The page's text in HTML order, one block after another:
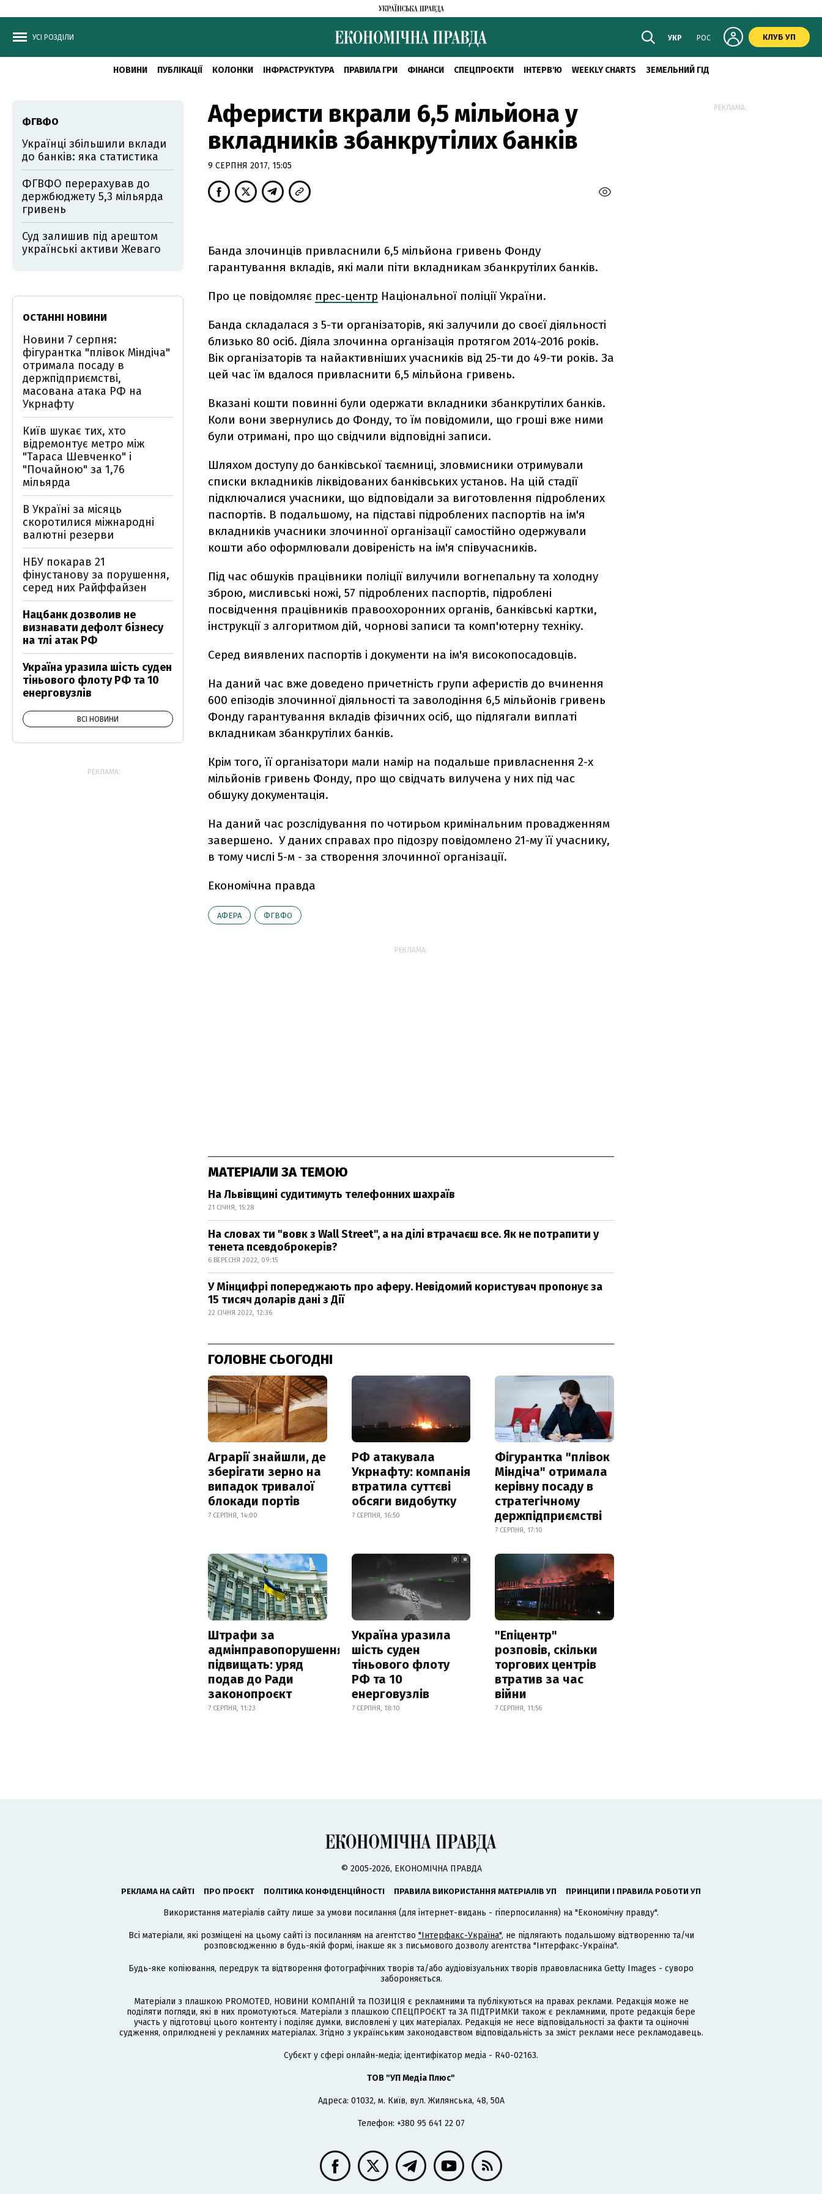
УСІ РОЗДІЛИ УКР РОС КЛУБ УП
НОВИНИ ПУБЛІКАЦІЇ КОЛОНКИ ІНФРАСТРУКТУРА ПРАВИЛА ГРИ ФІНАНСИ СПЕЦПРОЄКТИ ІНТЕРВ'Ю WEEKLY CHARTS ЗЕМЕЛЬНИЙ ГІД
Аферисти вкрали 6,5 мільйона у
вкладників збанкрутілих банків
9 СЕРПНЯ 2017, 15:05
Банда злочинців привласнили 6,5 мільйона гривень Фонду
гарантування вкладів, які мали піти вкладникам збанкрутілих банків.
Про це повідомляє прес-центр Національної поліції України.
Банда складалася з 5-ти організаторів, які залучили до своєї діяльності
близько 80 осіб. Діяла злочинна організація протягом 2014-2016 років.
Вік організаторів та найактивніших учасників від 25-ти до 49-ти років. За
цей час їм вдалося привласнити 6,5 мільйона гривень.
Вказані кошти повинні були одержати вкладники збанкрутілих банків.
Коли вони звернулись до Фонду, то їм повідомили, що гроші вже ними
були отримані, про що свідчили відповідні записи.
Шляхом доступу до банківської таємниці, зловмисники отримували
списки вкладників ліквідованих банківських установ. На цій стадії
підключалися учасники, що відповідали за виготовлення підроблених
паспортів. В подальшому, на підставі підроблених паспортів на ім'я
вкладників учасники злочинної організації самостійно одержували
кошти або оформлювали довіреність на ім'я співучасників.
Під час обшуків працівники поліції вилучили вогнепальну та холодну
зброю, мисливські ножі, 57 підроблених паспортів, підроблені
посвідчення працівників правоохоронних органів, банківські картки,
інструкції з алгоритмом дій, чорнові записи та комп'ютерну техніку.
Серед виявлених паспортів і документи на ім'я високопосадовців.
На даний час вже доведено причетність групи аферистів до вчинення
600 епізодів злочинної діяльності та заволодіння 6,5 мільйонів гривень
Фонду гарантування вкладів фізичних осіб, що підлягали виплаті
вкладникам збанкрутілих банків.
Крім того, її організатори мали намір на подальше привласнення 2-х
мільйонів гривень Фонду, про що свідчать вилучена у них під час
обшуку документація.
На даний час розслідування по чотирьом кримінальним провадженням
завершено. У даних справах про підозру повідомлено 21-му її учаснику,
в тому числі 5-м - за створення злочинної організації.
Економічна правда
АФЕРА ФГВФО
РЕКЛАМА:
МАТЕРІАЛИ ЗА ТЕМОЮ
На Львівщині судитимуть телефонних шахраїв
21 СІЧНЯ, 15:28
На словах ти "вовк з Wall Street", а на ділі втрачаєш все. Як не потрапити у
тенета псевдоброкерів?
6 ВЕРЕСНЯ 2022, 09:15
У Мінцифрі попереджають про аферу. Невідомий користувач пропонує за
15 тисяч доларів дані з Дії
22 СІЧНЯ 2022, 12:36
ГОЛОВНЕ СЬОГОДНІ
Аграрії знайшли, де
зберігати зерно на
випадок тривалої
блокади портів
7 СЕРПНЯ, 14:00
РФ атакувала
Укрнафту: компанія
втратила суттєві
обсяги видобутку
7 СЕРПНЯ, 16:50
Фігурантка "плівок
Міндіча" отримала
керівну посаду в
стратегічному
держпідприємстві
7 СЕРПНЯ, 17:10
Штрафи за
адмінправопорушення
підвищать: уряд
подав до Ради
законопроєкт
7 СЕРПНЯ, 11:23
Україна уразила
шість суден
тіньового флоту
РФ та 10
енерговузлів
7 СЕРПНЯ, 18:10
"Епіцентр"
розповів, скільки
торгових центрів
втратив за час
війни
7 СЕРПНЯ, 11:56
ФГВФО
Українці збільшили вклади
до банків: яка статистика
ФГВФО перерахував до
держбюджету 5,3 мільярда
гривень
Суд залишив під арештом
українські активи Жеваго
ОСТАННІ НОВИНИ
Новини 7 серпня:
фігурантка "плівок Міндіча"
отримала посаду в
держпідприємстві,
масована атака РФ на
Укрнафту
Київ шукає тих, хто
відремонтує метро між
"Тараса Шевченко" і
"Почайною" за 1,76
мільярда
В Україні за місяць
скоротилися міжнародні
валютні резерви
НБУ покарав 21
фінустанову за порушення,
серед них Райффайзен
Нацбанк дозволив не
визнавати дефолт бізнесу
на тлі атак РФ
Україна уразила шість суден
тіньового флоту РФ та 10
енерговузлів
ВСІ НОВИНИ
РЕКЛАМА:
РЕКЛАМА:
© 2005-2026, ЕКОНОМІЧНА ПРАВДА
РЕКЛАМА НА САЙТІ ПРО ПРОЄКТ ПОЛІТИКА КОНФІДЕНЦІЙНОСТІ ПРАВИЛА ВИКОРИСТАННЯ МАТЕРІАЛІВ УП ПРИНЦИПИ І ПРАВИЛА РОБОТИ УП
Використання матеріалів сайту лише за умови посилання (для інтернет-видань - гіперпосилання) на "Економічну правду".
Всі матеріали, які розміщені на цьому сайті із посиланням на агентство "Інтерфакс-Україна", не підлягають подальшому відтворенню та/чи
розповсюдженню в будь-якій формі, інакше як з письмового дозволу агентства "Інтерфакс-Україна".
Будь-яке копіювання, передрук та відтворення фотографічних творів та/або аудіовізуальних творів правовласника Getty Images - суворо
забороняється.
Матеріали з плашкою PROMOTED, НОВИНИ КОМПАНІЙ та ПОЗИЦІЯ є рекламними та публікуються на правах реклами. Редакція може не
поділяти погляди, які в них промотуються. Матеріали з плашкою СПЕЦПРОЄКТ та ЗА ПІДТРИМКИ також є рекламними, проте редакція бере
участь у підготовці цього контенту і поділяє думки, висловлені у цих матеріалах. Редакція не несе відповідальності за факти та оціночні
судження, оприлюднені у рекламних матеріалах. Згідно з українським законодавством відповідальність за зміст реклами несе рекламодавець.
Cубєкт у сфері онлайн-медіа; ідентифікатор медіа - R40-02163.
ТОВ "УП Медіа Плюс"
Адреса: 01032, м. Київ, вул. Жилянська, 48, 50А
Телефон: +380 95 641 22 07